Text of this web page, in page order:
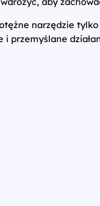
narzędzie
i przemyślane